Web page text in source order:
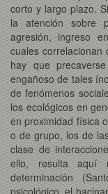
corto y largo plazo.
la atención sobre
agresión, ingreso
cuales correlacionan
hay que
engañoso de tales
de fenómenos
los ecológicos en
en proximidad física
o de grupo, los de
clase de
ello, resulta aquí
determinación
psicológico, el